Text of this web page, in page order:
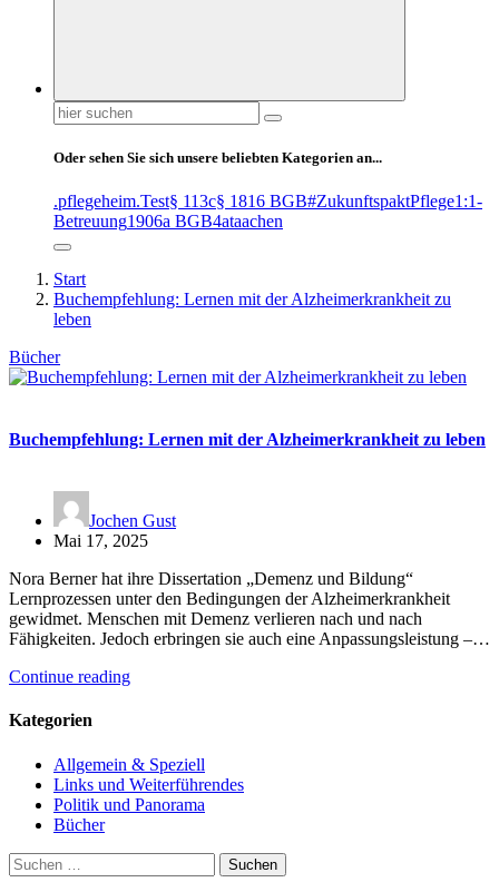
Suchen
nach:
Oder sehen Sie sich unsere beliebten Kategorien an...
.pflegeheim.Test§ 113c§ 1816 BGB#ZukunftspaktPflege1:1-
Betreuung1906a BGB4ataachen
Start
Buchempfehlung: Lernen mit der Alzheimerkrankheit zu
leben
Bücher
Buchempfehlung: Lernen mit der Alzheimerkrankheit zu leben
Jochen Gust
Mai 17, 2025
Nora Berner hat ihre Dissertation „Demenz und Bildung“
Lernprozessen unter den Bedingungen der Alzheimerkrankheit
gewidmet. Menschen mit Demenz verlieren nach und nach
Fähigkeiten. Jedoch erbringen sie auch eine Anpassungsleistung –…
Continue reading
Kategorien
Allgemein & Speziell
Links und Weiterführendes
Politik und Panorama
Bücher
Suchen
nach: